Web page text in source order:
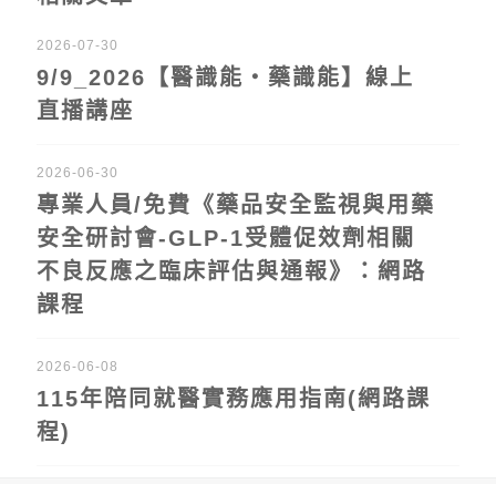
2026-07-30
9/9_2026【醫識能‧藥識能】線上
直播講座
2026-06-30
專業人員/免費《藥品安全監視與用藥
安全研討會-GLP-1受體促效劑相關
不良反應之臨床評估與通報》：網路
課程
2026-06-08
115年陪同就醫實務應用指南(網路課
程)